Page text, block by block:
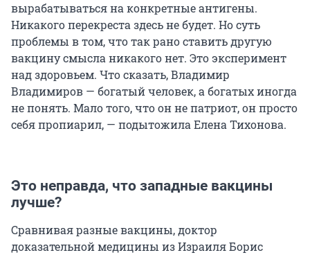
вырабатываться на конкретные антигены.
Никакого перекреста здесь не будет. Но суть
проблемы в том, что так рано ставить другую
вакцину смысла никакого нет. Это эксперимент
над здоровьем. Что сказать, Владимир
Владимиров — богатый человек, а богатых иногда
не понять. Мало того, что он не патриот, он просто
себя пропиарил, — подытожила Елена Тихонова.
Это неправда, что западные вакцины
лучше?
Сравнивая разные вакцины, доктор
доказательной медицины из Израиля Борис